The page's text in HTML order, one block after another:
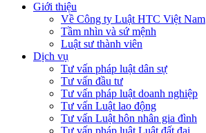
Giới thiệu
Về Công ty Luật HTC Việt Nam
Tầm nhìn và sứ mệnh
Luật sư thành viên
Dịch vụ
Tư vấn pháp luật dân sự
Tư vấn đầu tư
Tư vấn pháp luật doanh nghiệp
Tư vấn Luật lao động
Tư vấn Luật hôn nhân gia đình
Tư vấn pháp luật Luật đất đai